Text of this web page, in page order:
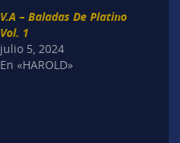
V.A – Baladas De Platino
Vol. 1
julio 5, 2024
En «HAROLD»